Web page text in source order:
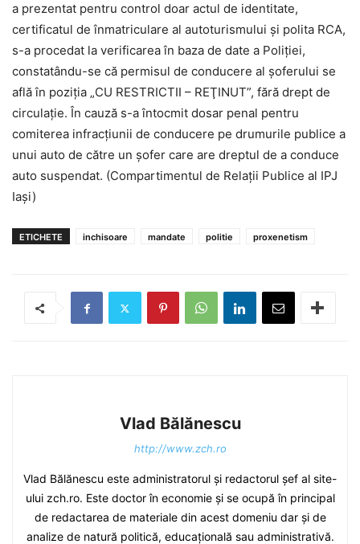
a prezentat pentru control doar actul de identitate,
certificatul de înmatriculare al autoturismului şi polita RCA,
s-a procedat la verificarea în baza de date a Poliţiei,
constatându-se că permisul de conducere al şoferului se
află în poziţia „CU RESTRICTII – REŢINUT”, fără drept de
circulaţie. În cauză s-a întocmit dosar penal pentru
comiterea infracţiunii de conducere pe drumurile publice a
unui auto de către un şofer care are dreptul de a conduce
auto suspendat. (Compartimentul de Relaţii Publice al IPJ
Iaşi)
ETICHETE inchisoare mandate politie proxenetism
Vlad Bălănescu
http://www.zch.ro
Vlad Bălănescu este administratorul și redactorul șef al site-
ului zch.ro. Este doctor în economie și se ocupă în principal
de redactarea de materiale din acest domeniu dar și de
analize de natură politică, educațională sau administrativă.